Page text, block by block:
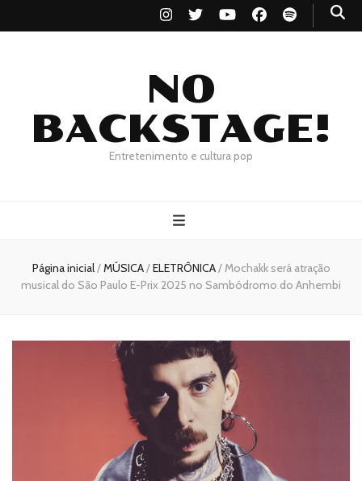
NO
BACKSTAGE!
Entretenimento e cultura pop
Página inicial/MÚSICA/ELETRÔNICA/Mochakk será atração
musical do São Paulo E-Prix 2025 no Sambódromo do Anhembi